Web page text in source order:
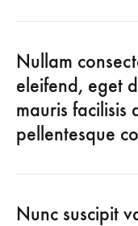
Nullam
eleifend, eget
mauris facilisis
pellentesque
Nunc suscipit